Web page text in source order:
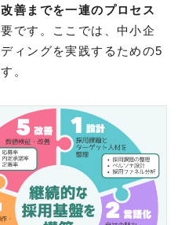
善までを一連のプロセス
です。ここでは、中小企
ィングを実践するための5
。